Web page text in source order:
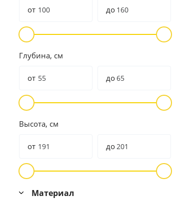
от до
Глубина, см
от до
Высота, см
от до
Материал